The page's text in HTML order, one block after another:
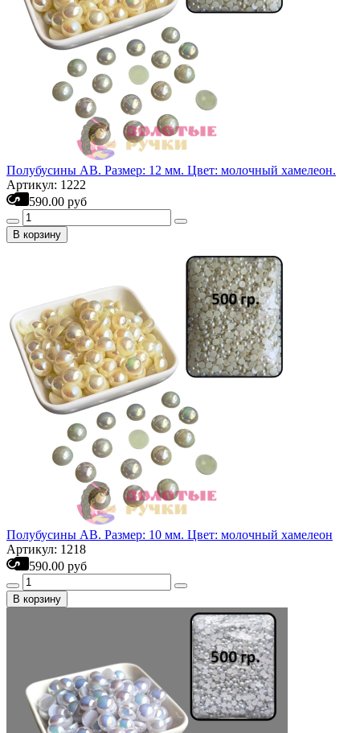
Полубусины АВ. Размер: 12 мм. Цвет: молочный хамелеон.
Артикул: 1222
590.00 руб
В корзину
Полубусины АВ. Размер: 10 мм. Цвет: молочный хамелеон
Артикул: 1218
590.00 руб
В корзину